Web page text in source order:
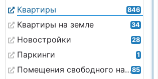
Квартиры 846
Квартиры на земле 34
Новостройки 28
Паркинги 1
Помещения свободного назначения85